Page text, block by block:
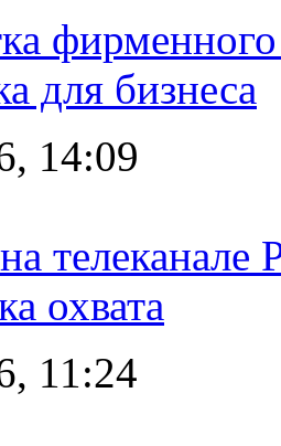
для бизнеса
14:09
охвата
11:24